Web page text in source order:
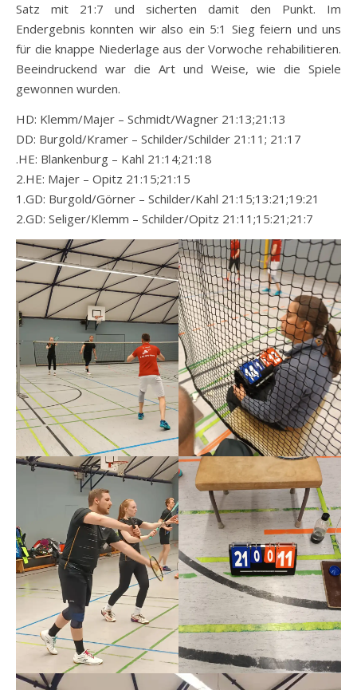
Satz mit 21:7 und sicherten damit den Punkt. Im
Endergebnis konnten wir also ein 5:1 Sieg feiern und uns
für die knappe Niederlage aus der Vorwoche rehabilitieren.
Beeindruckend war die Art und Weise, wie die Spiele
gewonnen wurden.
HD: Klemm/Majer – Schmidt/Wagner 21:13;21:13
DD: Burgold/Kramer – Schilder/Schilder 21:11; 21:17
.HE: Blankenburg – Kahl 21:14;21:18
2.HE: Majer – Opitz 21:15;21:15
1.GD: Burgold/Görner – Schilder/Kahl 21:15;13:21;19:21
2.GD: Seliger/Klemm – Schilder/Opitz 21:11;15:21;21:7